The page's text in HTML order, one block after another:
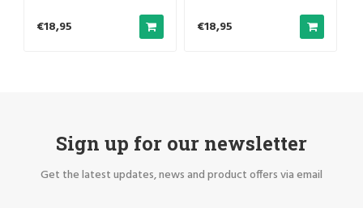
€18,95 €18,95
Sign up for our newsletter
Get the latest updates, news and product offers via email